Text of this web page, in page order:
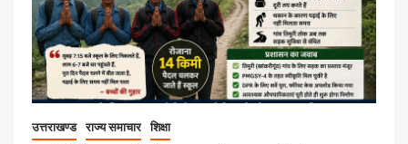
उत्तराखण्ड राज्य समाचार शिक्षा